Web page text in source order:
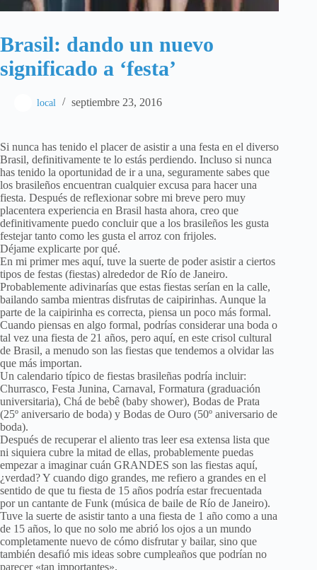
Brasil: dando un nuevo
significado a ‘festa’
local septiembre 23, 2016
Si nunca has tenido el placer de asistir a una festa en el diverso
Brasil, definitivamente te lo estás perdiendo. Incluso si nunca
has tenido la oportunidad de ir a una, seguramente sabes que
los brasileños encuentran cualquier excusa para hacer una
fiesta. Después de reflexionar sobre mi breve pero muy
placentera experiencia en Brasil hasta ahora, creo que
definitivamente puedo concluir que a los brasileños les gusta
festejar tanto como les gusta el arroz con frijoles.
Déjame explicarte por qué.
En mi primer mes aquí, tuve la suerte de poder asistir a ciertos
tipos de festas (fiestas) alrededor de Río de Janeiro.
Probablemente adivinarías que estas fiestas serían en la calle,
bailando samba mientras disfrutas de caipirinhas. Aunque la
parte de la caipirinha es correcta, piensa un poco más formal.
Cuando piensas en algo formal, podrías considerar una boda o
tal vez una fiesta de 21 años, pero aquí, en este crisol cultural
de Brasil, a menudo son las fiestas que tendemos a olvidar las
que más importan.
Un calendario típico de fiestas brasileñas podría incluir:
Churrasco, Festa Junina, Carnaval, Formatura (graduación
universitaria), Chá de bebê (baby shower), Bodas de Prata
(25º aniversario de boda) y Bodas de Ouro (50º aniversario de
boda).
Después de recuperar el aliento tras leer esa extensa lista que
ni siquiera cubre la mitad de ellas, probablemente puedas
empezar a imaginar cuán GRANDES son las fiestas aquí,
¿verdad? Y cuando digo grandes, me refiero a grandes en el
sentido de que tu fiesta de 15 años podría estar frecuentada
por un cantante de Funk (música de baile de Río de Janeiro).
Tuve la suerte de asistir tanto a una fiesta de 1 año como a una
de 15 años, lo que no solo me abrió los ojos a un mundo
completamente nuevo de cómo disfrutar y bailar, sino que
también desafió mis ideas sobre cumpleaños que podrían no
parecer «tan importantes».